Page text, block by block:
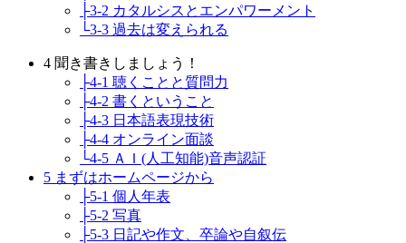
├3-2 カタルシスとエンパワーメント
└3-3 過去は変えられる
4 聞き書きしましょう！
├4-1 聴くことと質問力
├4-2 書くということ
├4-3 日本語表現技術
├4-4 オンライン面談
└4-5 ＡＩ(人工知能)音声認証
5 まずはホームページから
├5-1 個人年表
├5-2 写真
├5-3 日記や作文、卒論や自叙伝